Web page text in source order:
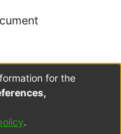
for the
.